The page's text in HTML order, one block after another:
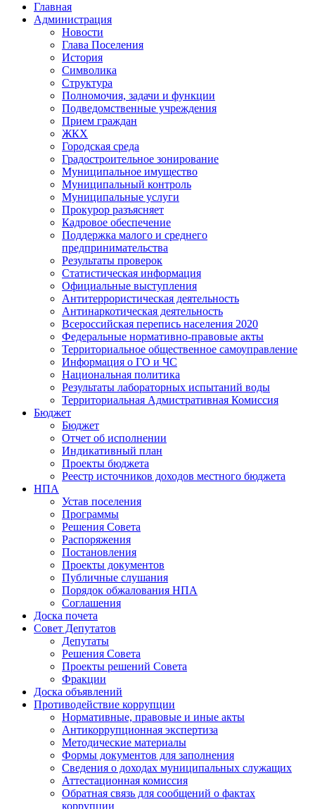
Главная
Администрация
Новости
Глава Поселения
История
Символика
Структура
Полномочия, задачи и функции
Подведомственные учреждения
Прием граждан
ЖКХ
Городская среда
Градостроительное зонирование
Муниципальное имущество
Муниципальный контроль
Муниципальные услуги
Прокурор разъясняет
Кадровое обеспечение
Поддержка малого и среднего
предпринимательства
Результаты проверок
Статистическая информация
Официальные выступления
Антитеррористическая деятельность
Антинаркотическая деятельность
Всероссийская перепись населения 2020
Федеральные нормативно-правовые акты
Территориальное общественное самоуправление
Информация о ГО и ЧС
Национальная политика
Результаты лабораторных испытаний воды
Территориальная Адмистративная Комиссия
Бюджет
Бюджет
Отчет об исполнении
Индикативный план
Проекты бюджета
Реестр источников доходов местного бюджета
НПА
Устав поселения
Программы
Решения Совета
Распоряжения
Постановления
Проекты документов
Публичные слушания
Порядок обжалования НПА
Соглашения
Доска почета
Совет Депутатов
Депутаты
Решения Совета
Проекты решений Совета
Фракции
Доска объявлений
Противодействие коррупции
Нормативные, правовые и иные акты
Антикоррупционная экспертиза
Методические материалы
Формы документов для заполнения
Сведения о доходах муниципальных служащих
Аттестационная комиссия
Обратная связь для сообщений о фактах
коррупции